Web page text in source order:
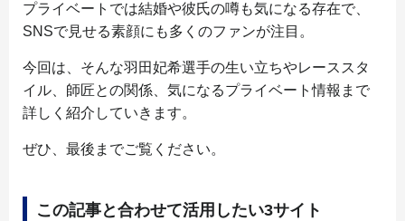
プライベートでは結婚や彼氏の噂も気になる存在で、
SNSで見せる素顔にも多くのファンが注目。
今回は、そんな羽田妃希選手の生い立ちやレーススタ
イル、師匠との関係、気になるプライベート情報まで
詳しく紹介していきます。
ぜひ、最後までご覧ください。
この記事と合わせて活用したい3サイト